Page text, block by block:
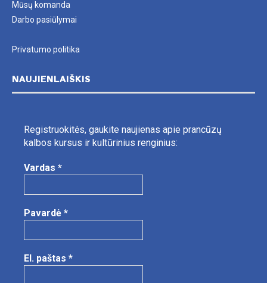
Mūsų komanda
Darbo pasiūlymai
Privatumo politika
NAUJIENLAIŠKIS
Registruokitės, gaukite naujienas apie prancūzų
kalbos kursus ir kultūrinius renginius:
Vardas *
Pavardė *
El. paštas *